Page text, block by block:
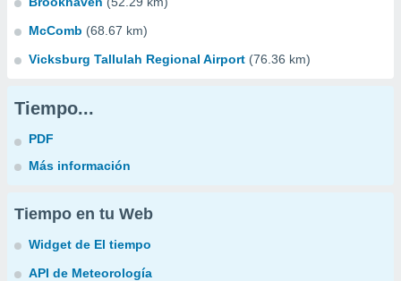
McComb (68.67 km)
Vicksburg Tallulah Regional Airport (76.36 km)
Tiempo...
PDF
Más información
Tiempo en tu Web
Widget de El tiempo
API de Meteorología